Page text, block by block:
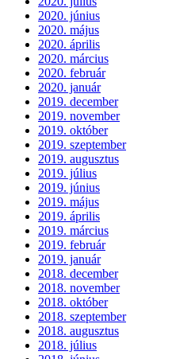
2020. június
2020. május
2020. április
2020. március
2020. február
2020. január
2019. december
2019. november
2019. október
2019. szeptember
2019. augusztus
2019. július
2019. június
2019. május
2019. április
2019. március
2019. február
2019. január
2018. december
2018. november
2018. október
2018. szeptember
2018. augusztus
2018. július